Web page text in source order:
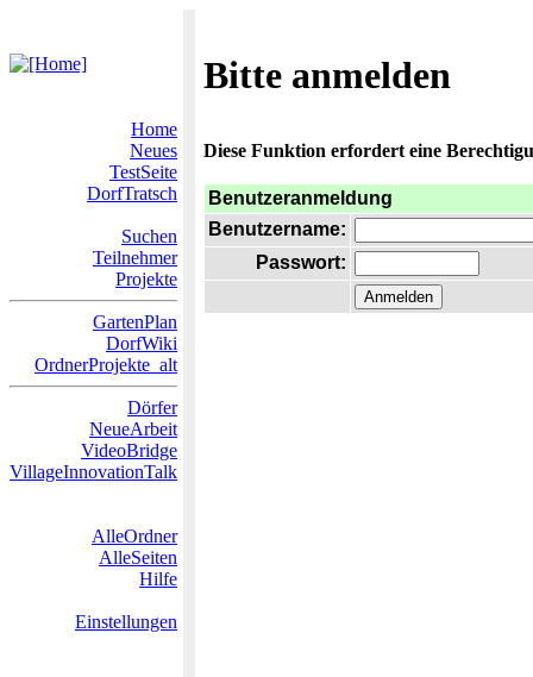
Bitte anmelden
Home
Neues
TestSeite
DorfTratsch
Suchen
Teilnehmer
Projekte
GartenPlan
DorfWiki
OrdnerProjekte_alt
Dörfer
NeueArbeit
VideoBridge
VillageInnovationTalk
AlleOrdner
AlleSeiten
Hilfe
Einstellungen
Diese Funktion erfordert eine
Benutzeranmeldung
Benutzername:
Passwort: